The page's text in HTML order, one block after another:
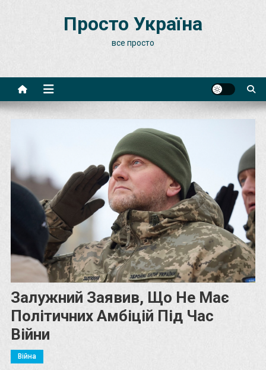
Просто Україна
все просто
Залужний Заявив, Що Не Має
Політичних Амбіцій Під Час
Війни
Війна